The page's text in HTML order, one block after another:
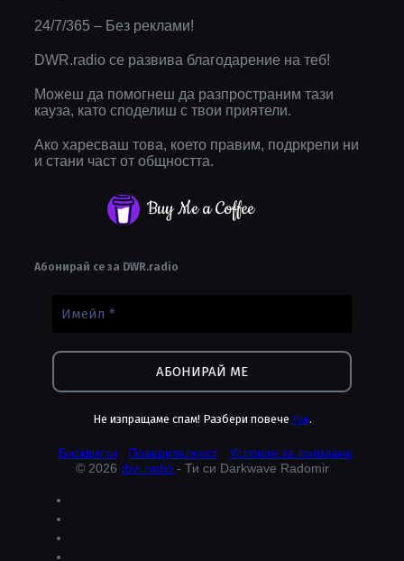
24/7/365 – Без реклами!
DWR.radio се развива благодарение на теб!
Можеш да помогнеш да разпространим тази
кауза, като споделиш с твои приятели.
Ако харесваш това, което правим, подркрепи ни
и стани част от общността.
Buy Me a Coffee
Абонирай се за DWR.radio
Не изпращаме спам! Разбери повече тук.
Бисквитки Поверителност
Условия за ползване
© 2026 dwr.radio - Ти си Darkwave Radomir